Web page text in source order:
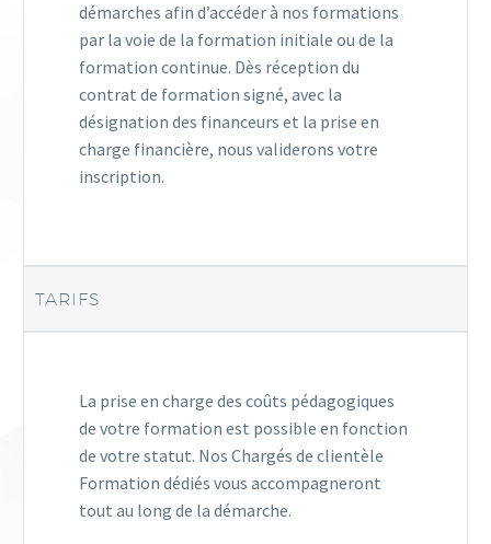
démarches afin d’accéder à nos formations
par la voie de la formation initiale ou de la
formation continue. Dès réception du
contrat de formation signé, avec la
désignation des financeurs et la prise en
charge financière, nous validerons votre
inscription.
TARIFS
La prise en charge des coûts pédagogiques
de votre formation est possible en fonction
de votre statut. Nos Chargés de clientèle
Formation dédiés vous accompagneront
tout au long de la démarche.